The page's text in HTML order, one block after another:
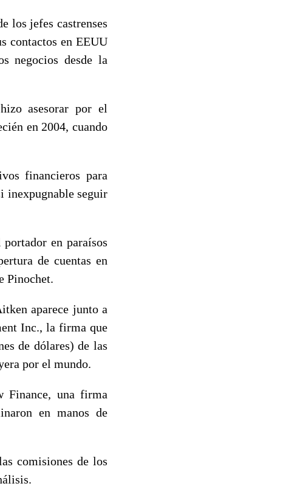
los jefes castrenses
contactos en EEUU
negocios desde la
asesorar por el
en 2004, cuando
financieros para
inexpugnable seguir
en paraísos
de cuentas en
Pinochet.
aparece junto a
Inc., la firma que
de dólares) de las
por el mundo.
Finance, una firma
en manos de
comisiones de los